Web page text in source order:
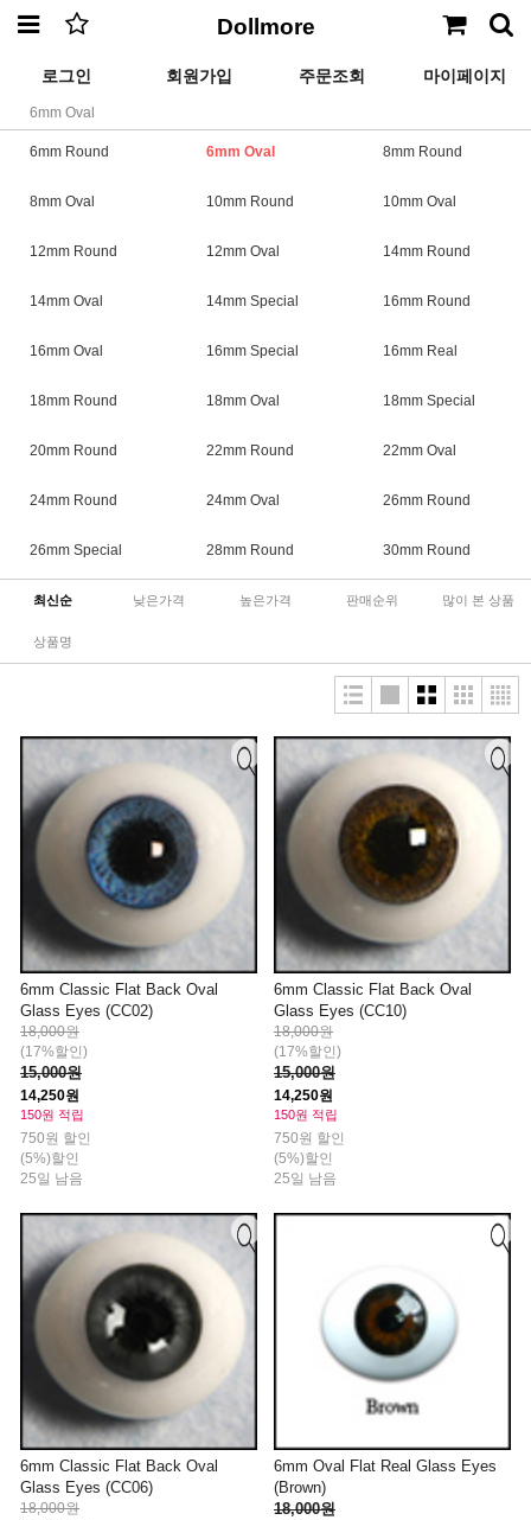
로그인 회원가입 주문조회 마이페이지
Dollmore
6mm Oval
6mm Round 6mm Oval 8mm Round
8mm Oval 10mm Round 10mm Oval
12mm Round 12mm Oval 14mm Round
14mm Oval 14mm Special 16mm Round
16mm Oval 16mm Special 16mm Real
18mm Round 18mm Oval 18mm Special
20mm Round 22mm Round 22mm Oval
24mm Round 24mm Oval 26mm Round
26mm Special 28mm Round 30mm Round
최신순 낮은가격 높은가격 판매순위 많이 본 상품
상품명
6mm Classic Flat Back Oval
Glass Eyes (CC02)
18,000원
(17%할인)
15,000원
14,250원
150원 적립
750원 할인
(5%)할인
25일 남음
6mm Classic Flat Back Oval
Glass Eyes (CC10)
18,000원
(17%할인)
15,000원
14,250원
150원 적립
750원 할인
(5%)할인
25일 남음
6mm Classic Flat Back Oval
Glass Eyes (CC06)
18,000원
6mm Oval Flat Real Glass Eyes
(Brown)
18,000원